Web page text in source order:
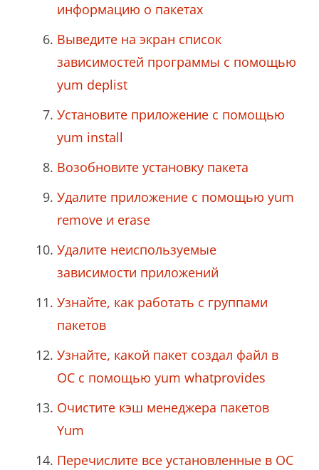
информацию о пакетах
Выведите на экран список
зависимостей программы с помощью
yum deplist
Установите приложение с помощью
yum install
Возобновите установку пакета
Удалите приложение с помощью yum
remove и erase
Удалите неиспользуемые
зависимости приложений
Узнайте, как работать с группами
пакетов
Узнайте, какой пакет создал файл в
ОС с помощью yum whatprovides
Очистите кэш менеджера пакетов
Yum
Перечислите все установленные в ОС